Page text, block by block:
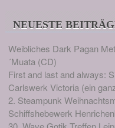
NEUESTE
Weibliches Dark Pagan
´Muata (CD)
First and last and always:
Carlswerk Victoria (ein
2. Steampunk
Schiffshebewerk